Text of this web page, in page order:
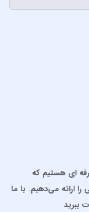
ای هستیم که
ارائه می‌دهیم. با ما